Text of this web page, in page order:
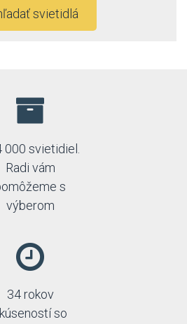
svietidlá
000 svietidiel.
Radi vám
s
výberom
34 rokov
so